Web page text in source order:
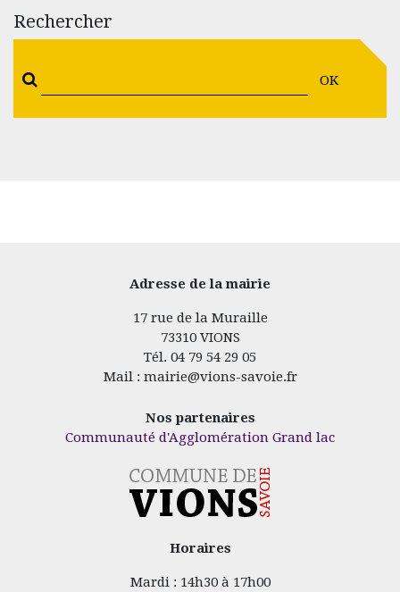
Rechercher
OK
Adresse de la mairie
17 rue de la Muraille
73310 VIONS
Tél. 04 79 54 29 05
Mail : mairie@vions-savoie.fr
Nos partenaires
Communauté d'Agglomération Grand lac
Horaires
Mardi : 14h30 à 17h00